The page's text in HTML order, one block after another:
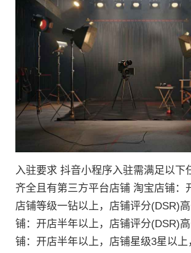
入驻要求 抖音小程序入驻需满足以下
齐全且有第三方平台店铺 淘宝店铺：
店铺等级一钻以上，店铺评分(DSR)
铺：开店半年以上，店铺评分(DSR)
铺：开店半年以上，店铺星级3星以